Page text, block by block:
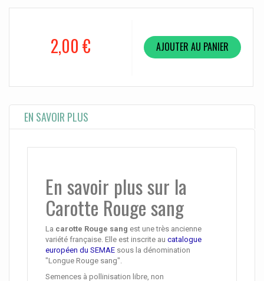
2,00 € AJOUTER AU PANIER
EN SAVOIR PLUS
En savoir plus sur la
Carotte Rouge sang
La carotte Rouge sang est une très ancienne
variété française. Elle est inscrite au catalogue
européen du SEMAE sous la dénomination
"Longue Rouge sang".
Semences à pollinisation libre, non